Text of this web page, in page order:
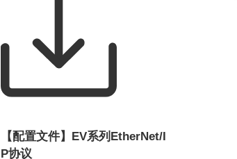
【配置文件】EV系列EtherNet/I
P协议